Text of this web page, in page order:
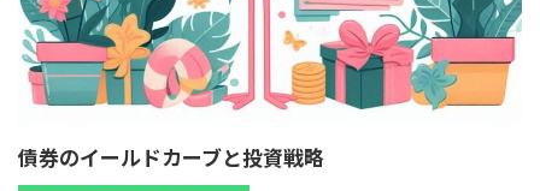
債券のイールドカーブと投資戦略